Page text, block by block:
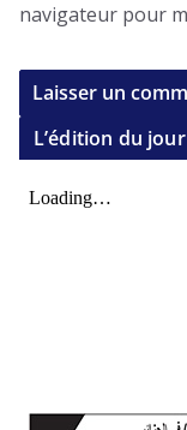
navigateur pour
L’édition du jour